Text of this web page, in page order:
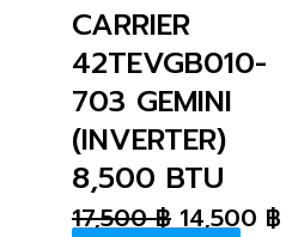
CARRIER
42TEVGB010-
703 GEMINI
(INVERTER)
8,500 BTU
17,500฿ 14,500 ฿